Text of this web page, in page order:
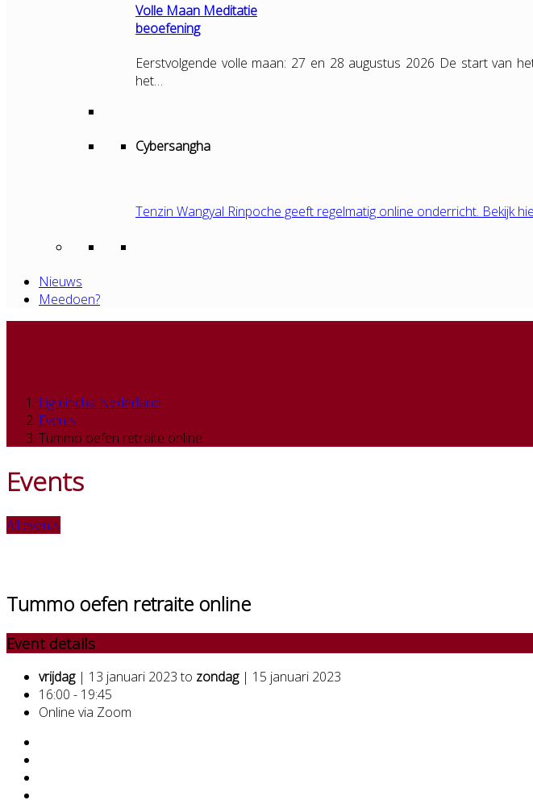
Volle Maan Meditatie
beoefening
Eerstvolgende volle maan: 27 en 28 augustus 2026 De start van
het…
Cybersangha
Tenzin Wangyal Rinpoche geeft regelmatig online onderricht. Bekijk
Nieuws
Meedoen?
Ligmincha Nederland
Events
Tummo oefen retraite online
Events
All events
Tummo oefen retraite online
Event details
vrijdag| 13 januari 2023 to zondag| 15 januari 2023
16:00 - 19:45
Online via Zoom